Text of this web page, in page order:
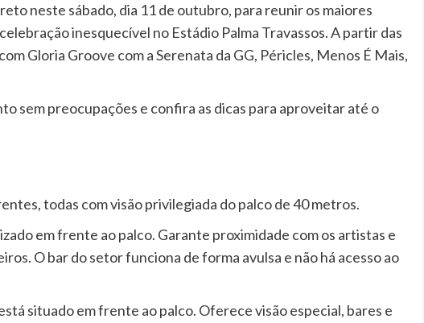
neste sábado, dia 11 de outubro, para reunir os maiores
inesquecível no Estádio Palma Travassos. A partir das
Gloria Groove com a Serenata da GG, Péricles, Menos É Mais,
sem preocupações e confira as dicas para aproveitar até o
todas com visão privilegiada do palco de 40 metros.
em frente ao palco. Garante proximidade com os artistas e
O bar do setor funciona de forma avulsa e não há acesso ao
situado em frente ao palco. Oferece visão especial, bares e